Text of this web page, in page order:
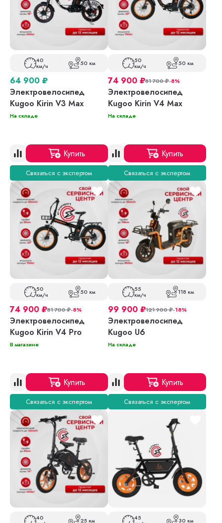
40
км/ч 50 км
64 900 ₽
Электровелосипед
Kugoo Kirin V3 Max
На складе
Купить
Связаться с экспертом
50
км/ч 50 км
74 900 ₽81 700₽-8%
Электровелосипед
Kugoo Kirin V4 Max
На складе
Купить
Связаться с экспертом
50
км/ч 50 км
74 900 ₽81 700₽-8%
Электровелосипед
Kugoo Kirin V4 Pro
В магазине
Купить
Связаться с экспертом
55
км/ч 118 км
99 900 ₽121 900₽-18%
Электровелосипед
Kugoo U6
На складе
Купить
Связаться с экспертом
40 25 км 45 30 км